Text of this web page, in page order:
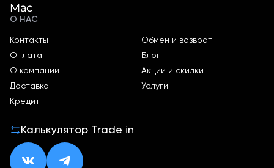
Mac
О НАС
Контакты
Оплата
О компании
Доставка
Кредит
Обмен и возврат
Блог
Акции и скидки
Услуги
Калькулятор Trade in